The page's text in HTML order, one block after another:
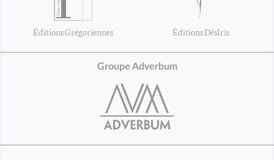
Éditions Grégoriennes Éditions DésIris
Groupe Adverbum